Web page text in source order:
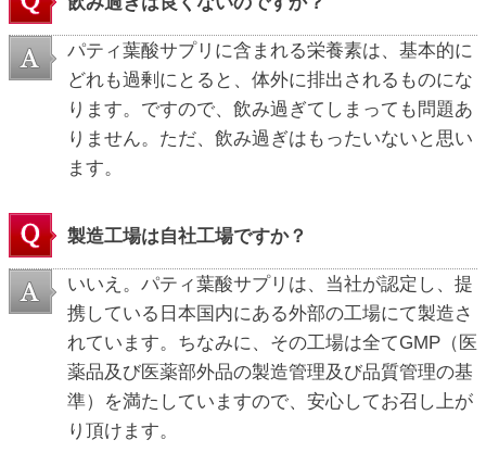
パティ葉酸サプリに含まれる栄養素は、基本的に
どれも過剰にとると、体外に排出されるものにな
ります。ですので、飲み過ぎてしまっても問題あ
りません。ただ、飲み過ぎはもったいないと思い
ます。
製造工場は自社工場ですか？
いいえ。パティ葉酸サプリは、当社が認定し、提
携している日本国内にある外部の工場にて製造さ
れています。ちなみに、その工場は全てGMP（医
薬品及び医薬部外品の製造管理及び品質管理の基
準）を満たしていますので、安心してお召し上が
り頂けます。